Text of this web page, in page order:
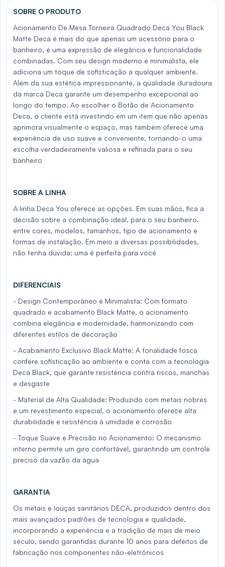
SOBRE O PRODUTO
Acionamento De Mesa Torneira Quadrado Deca You Black
Matte Deca é mais do que apenas um acessório para o
banheiro, é uma expressão de elegância e funcionalidade
combinadas. Com seu design moderno e minimalista, ele
adiciona um toque de sofisticação a qualquer ambiente.
Além da sua estética impressionante, a qualidade duradoura
da marca Deca garante um desempenho excepcional ao
longo do tempo. Ao escolher o Botão de Acionamento
Deca, o cliente está investindo em um item que não apenas
aprimora visualmente o espaço, mas também oferece uma
experiência de uso suave e conveniente, tornando-o uma
escolha verdadeiramente valiosa e refinada para o seu
banheiro
SOBRE A LINHA
A linha Deca You oferece as opções. Em suas mãos, fica a
decisão sobre a combinação ideal, para o seu banheiro,
entre cores, modelos, tamanhos, tipo de acionamento e
formas de instalação. Em meio a diversas possibilidades,
não tenha dúvida: uma é perfeita para você
DIFERENCIAIS
- Design Contemporâneo e Minimalista: Com formato
quadrado e acabamento Black Matte, o acionamento
combina elegância e modernidade, harmonizando com
diferentes estilos de decoração
- Acabamento Exclusivo Black Matte: A tonalidade fosca
confere sofisticação ao ambiente e conta com a tecnologia
Deca Black, que garante resistência contra riscos, manchas
e desgaste
- Material de Alta Qualidade: Produzido com metais nobres
e um revestimento especial, o acionamento oferece alta
durabilidade e resistência à umidade e corrosão
- Toque Suave e Precisão no Acionamento: O mecanismo
interno permite um giro confortável, garantindo um controle
preciso da vazão da água
GARANTIA
Os metais e louças sanitários DECA, produzidos dentro dos
mais avançados padrões de tecnologia e qualidade,
incorporando a experiência e a tradição de mais de meio
século, sendo garantidas durante 10 anos para defeitos de
fabricação nos componentes não-eletrônicos